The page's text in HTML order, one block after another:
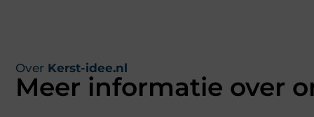
Over Kerst-idee.nl
Meer informatie over